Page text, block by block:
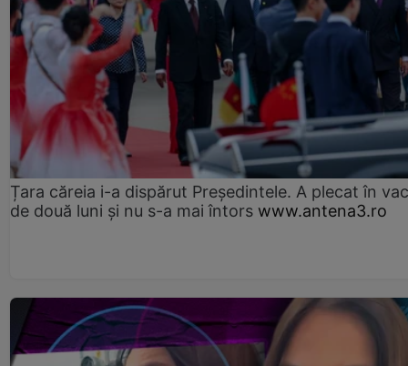
Țara căreia i-a dispărut Președintele. A plecat în
de două luni și nu s-a mai întors www.antena3.ro